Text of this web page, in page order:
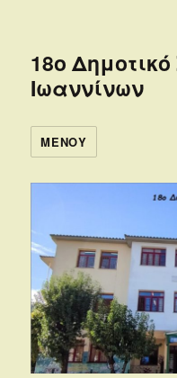
18ο
Ιωαννίνων
ΜΕΝΟΎ